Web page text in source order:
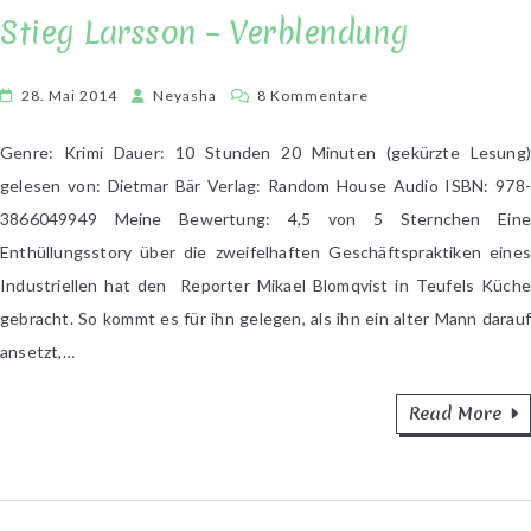
Stieg Larsson – Verblendung
28. Mai 2014 Neyasha 8 Kommentare
Larsson
Genre: Krimi Dauer: 10 Stunden 20 Minuten (gekürzte Lesung)
gelesen von: Dietmar Bär Verlag: Random House Audio ISBN: 978-
3866049949 Meine Bewertung: 4,5 von 5 Sternchen Eine
Enthüllungsstory über die zweifelhaften Geschäftspraktiken eines
Industriellen hat den Reporter Mikael Blomqvist in Teufels Küche
gebracht. So kommt es für ihn gelegen, als ihn ein alter Mann darauf
ansetzt,…
Read More